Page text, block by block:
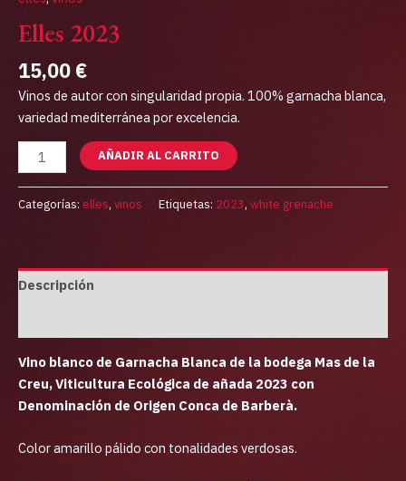
Elles 2023
15,00 €
Vinos de autor con singularidad propia. 100% garnacha blanca,
variedad mediterránea por excelencia.
AÑADIR AL CARRITO
Categorías: elles, vinos Etiquetas: 2023, white grenache
Descripción
Vino blanco de Garnacha Blanca de la bodega Mas de la
Creu, Viticultura Ecológica de añada 2023 con
Denominación de Origen Conca de Barberà.
Color amarillo pálido con tonalidades verdosas.